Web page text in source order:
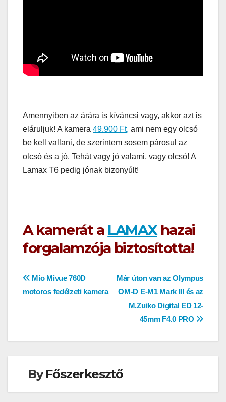
Amennyiben az árára is kíváncsi vagy, akkor azt is
eláruljuk! A kamera 49.900 Ft, ami nem egy olcsó
be kell vallani, de szerintem sosem párosul az
olcsó és a jó. Tehát vagy jó valami, vagy olcsó! A
Lamax T6 pedig jónak bizonyúlt!
A kamerát a LAMAXhazai
forgalamzója biztosította!
Bejegyzés
Már úton van az Olympus
OM-D E-M1 Mark III és az
M.Zuiko Digital ED 12-
45mm F4.0 PRO
Mio Mivue 760D
motoros fedélzeti kamera
ByFőszerkesztő